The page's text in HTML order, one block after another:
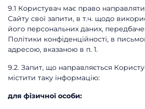
9.1 Користувач має право направляти
Сайту свої запити, в т.ч. щодо
його персональних даних,
Політики конфіденційності, в
адресою, вказаною в п. 1.
9.2. Запит, що направляється
містити таку інформацію:
для фізичної особи: